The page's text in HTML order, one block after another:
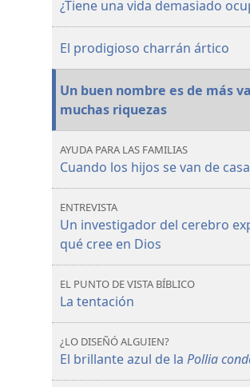
demasiado
ocupada?ocupada?
¿Tiene una vida demasiado
El prodigioso charrán ártico
Un buen nombre es de más
muchas riquezas
AYUDA PARA LAS FAMILIAS
Cuando los hijos se van de casa
ENTREVISTA
Un investigador del cerebro
qué cree en Dios
EL PUNTO DE VISTA BÍBLICO
La tentación
¿LO DISEÑÓ ALGUIEN?
El brillante azul de la Pollia